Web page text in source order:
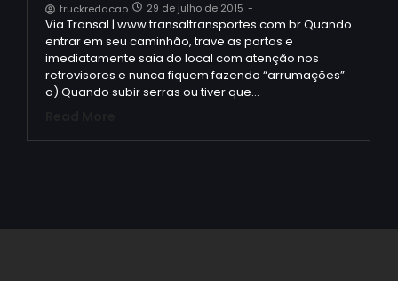
truckredacao 29 de julho de 2015 -
Via Transal | www.transaltransportes.com.br Quando
entrar em seu caminhão, trave as portas e
imediatamente saia do local com atenção nos
retrovisores e nunca fiquem fazendo “arrumações”.
a) Quando subir serras ou tiver que…